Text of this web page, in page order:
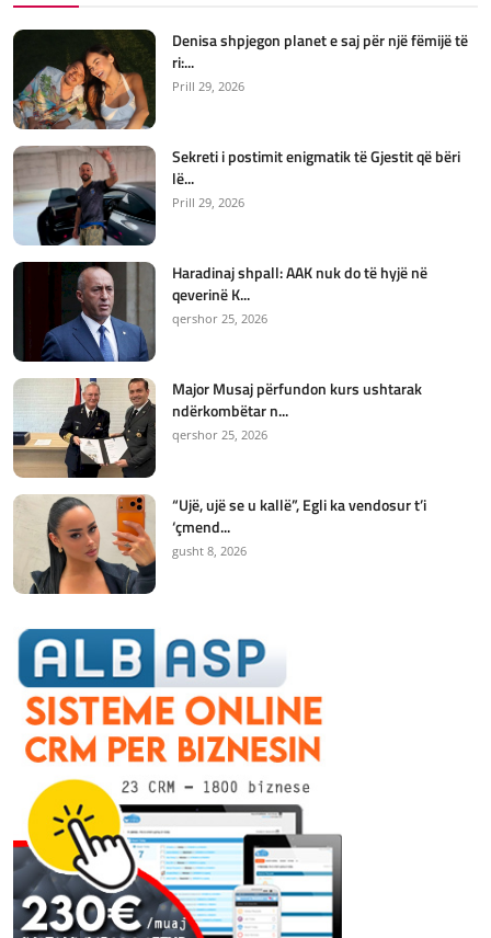
Denisa shpjegon planet e saj për një fëmijë të
ri:...
Prill 29, 2026
Sekreti i postimit enigmatik të Gjestit që bëri
lë...
Prill 29, 2026
Haradinaj shpall: AAK nuk do të hyjë në
qeverinë K...
qershor 25, 2026
Major Musaj përfundon kurs ushtarak
ndërkombëtar n...
qershor 25, 2026
“Ujë, ujë se u kallë”, Egli ka vendosur t’i
‘çmend...
gusht 8, 2026